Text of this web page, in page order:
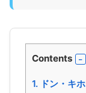
Contents
1. ドン・キ